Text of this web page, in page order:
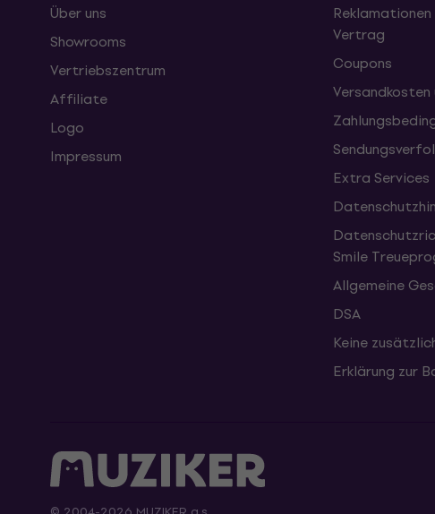
Über uns
Showrooms
Vertriebszentrum
Affiliate
Logo
Impressum
Vertrag
Coupons
Extra Services
Smile
Allgemeine
DSA
Keine
Erklärung zur